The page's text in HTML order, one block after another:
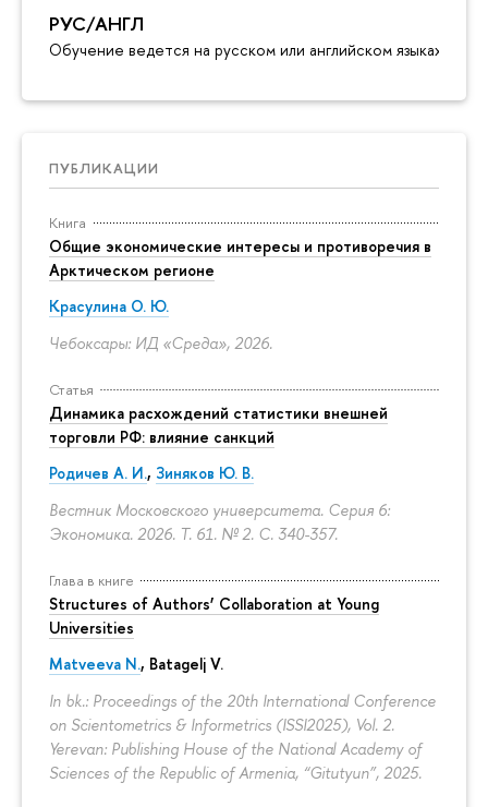
РУС/АНГЛ
Обучение ведется на русском или английском языках
ПУБЛИКАЦИИ
Книга
Общие экономические интересы и противоречия в
Арктическом регионе
Красулина О. Ю.
Чебоксары: ИД «Среда», 2026.
Статья
Динамика расхождений статистики внешней
торговли РФ: влияние санкций
Родичев А. И., Зиняков Ю. В.
Вестник Московского университета. Серия 6:
Экономика. 2026. Т. 61. № 2. С. 340-357.
Глава в книге
Structures of Authors’ Collaboration at Young
Universities
Matveeva N., Batagelj V.
In bk.: Proceedings of the 20th International Conference
on Scientometrics & Informetrics (ISSI2025), Vol. 2.
Yerevan: Publishing House of the National Academy of
Sciences of the Republic of Armenia, “Gitutyun”, 2025.